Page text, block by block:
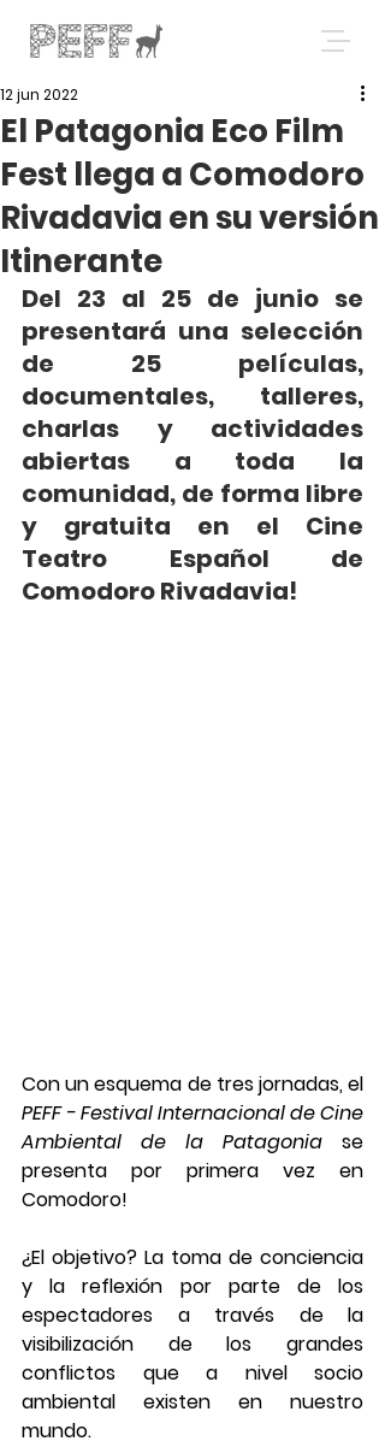
El Patagonia Eco Film
Fest llega a Comodoro
Rivadavia en su versión
Itinerante
12 jun 2022
Del 23 al 25 de junio se
presentará una selección
de 25 películas,
documentales, talleres,
charlas y actividades
abiertas a toda la
comunidad, de forma libre
y gratuita en el Cine
Teatro Español de
Comodoro Rivadavia!
PEFF - Festival Internacional de Cine
Ambiental de la Patagonia se
presenta por primera vez en
Comodoro!
¿El objetivo? La toma de conciencia
y la reflexión por parte de los
espectadores a través de la
visibilización de los grandes
conflictos que a nivel socio
ambiental existen en nuestro
mundo.